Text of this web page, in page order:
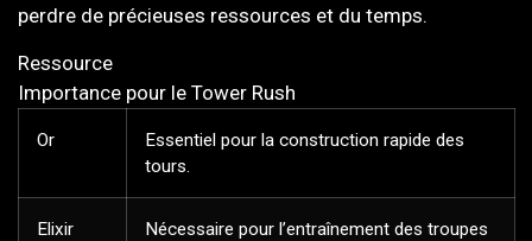
perdre de précieuses ressources et du temps.
Ressource
Importance pour le Tower Rush
Or
Essentiel pour la construction rapide des
tours.
Elixir
Nécessaire pour l’entraînement des troupes